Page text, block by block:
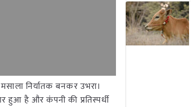
निर्यातक बनकर उभरा।
हुआ है और कंपनी की प्रतिस्पर्धी